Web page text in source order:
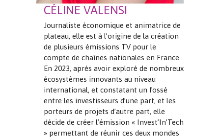
CÉLINE VALENSI
Journaliste économique et animatrice de
plateau, elle est à l’origine de la création
de plusieurs émissions TV pour le
compte de chaînes nationales en France.
En 2023, après avoir exploré de nombreux
écosystèmes innovants au niveau
international, et constatant un fossé
entre les investisseurs d’une part, et les
porteurs de projets d’autre part, elle
décide de créer l’émission « Invest’In’Tech
» permettant de réunir ces deux mondes